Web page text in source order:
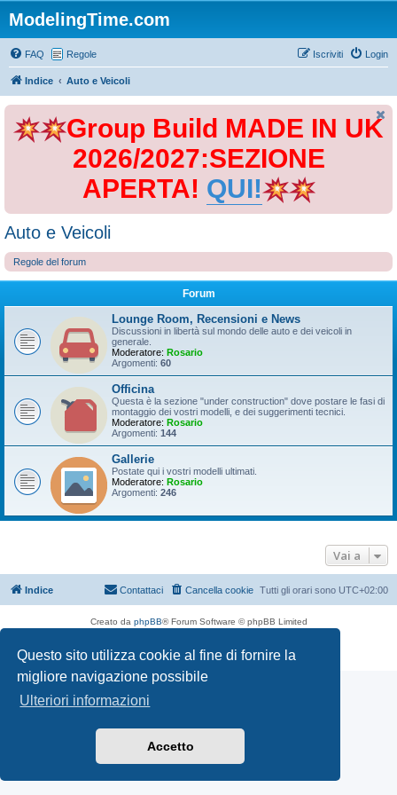
Questo sito utilizza cookie al fine di fornire la
migliore navigazione possibile
Ulteriori informazioni
Accetto
ModelingTime.com
FAQ Regole Login
Iscriviti
Indice Auto e Veicoli
Group Build MADE IN UK
2026/2027:SEZIONE
APERTA! QUI!
Auto e Veicoli
Regole del forum
Forum
Lounge Room, Recensioni e News
Discussioni in libertà sul mondo delle auto e dei veicoli in
generale.
Moderatore: Rosario
Argomenti: 60
Officina
Questa è la sezione "under construction" dove postare le fasi di
montaggio dei vostri modelli, e dei suggerimenti tecnici.
Moderatore: Rosario
Argomenti: 144
Gallerie
Postate qui i vostri modelli ultimati.
Moderatore: Rosario
Argomenti: 246
Vai a
Indice Tutti gli orari sono UTC+02:00
Cancella cookie
Contattaci
Creato da phpBB® Forum Software © phpBB Limited
Privacy| Condizioni